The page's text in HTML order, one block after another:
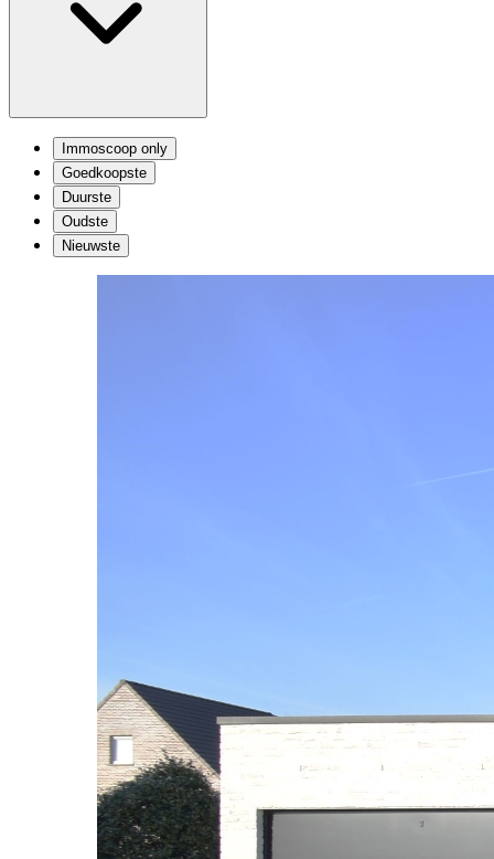
Immoscoop only
Goedkoopste
Duurste
Oudste
Nieuwste